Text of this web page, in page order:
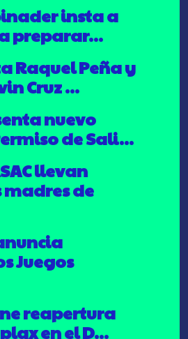
insta a
preparar...
Raquel Peña y
Cruz ...
nuevo
de Sali...
llevan
de
Juegos
reapertura
en el D...